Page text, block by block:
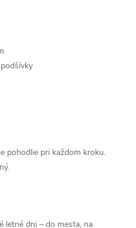
pohodlie pri každom kroku.
letné dni – do mesta, na